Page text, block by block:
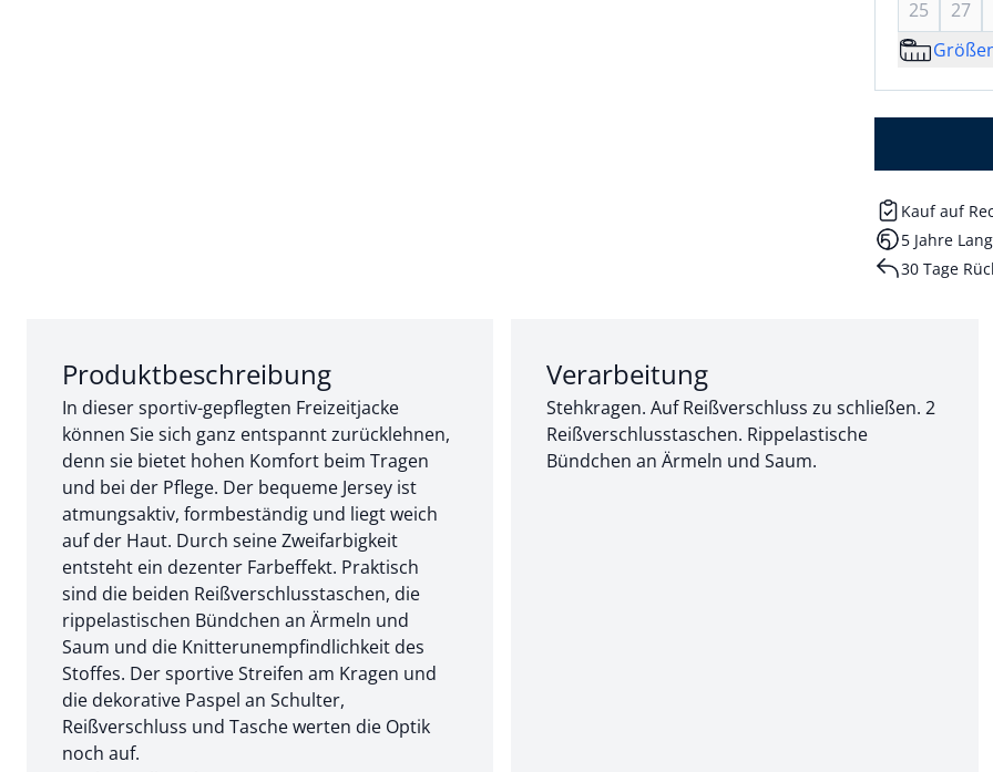
25
27
Kauf auf
5 Jahre
30 Tage
Abschnitt 1 von 3:
Produktbeschreibung
In dieser sportiv-gepflegten Freizeitjacke
können Sie sich ganz entspannt zurücklehnen,
denn sie bietet hohen Komfort beim Tragen
und bei der Pflege. Der bequeme Jersey ist
atmungsaktiv, formbeständig und liegt weich
auf der Haut. Durch seine Zweifarbigkeit
entsteht ein dezenter Farbeffekt. Praktisch
sind die beiden Reißverschlusstaschen, die
rippelastischen Bündchen an Ärmeln und
Saum und die Knitterunempfindlichkeit des
Stoffes. Der sportive Streifen am Kragen und
die dekorative Paspel an Schulter,
Reißverschluss und Tasche werten die Optik
noch auf.
Abschnitt 2 von 3:
Verarbeitung
Stehkragen. Auf Reißverschluss zu schließen. 2
Reißverschlusstaschen. Rippelastische
Bündchen an Ärmeln und Saum.